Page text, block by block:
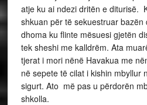
atje ku ai ndezi dritën e diturisë.
shkuan për të sekuestruar
dhoma ku flinte mësuesi gjetën
tek sheshi me kalldrëm. Ata
tjerat i mori nënë Havakua me
në sepete të cilat i kishin mbyllur
sigurt. Ato më pas u përdorën
shkolla.